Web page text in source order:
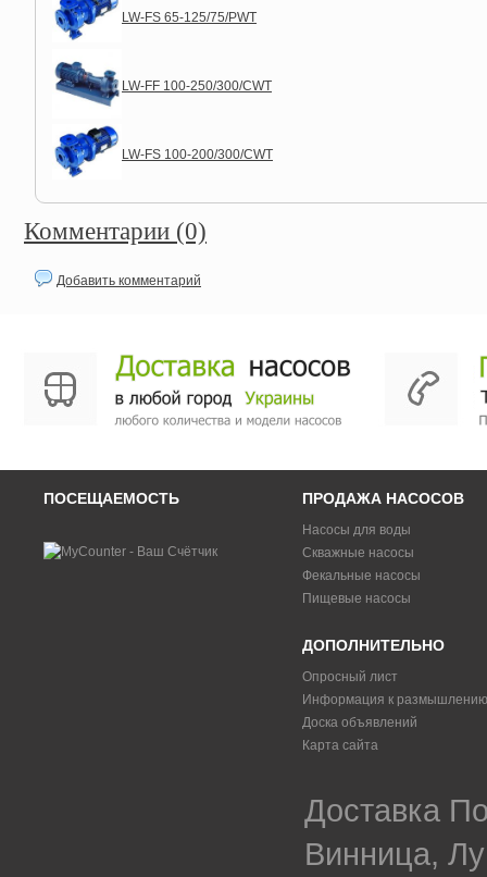
LW-FS 65-125/75/PWT
LW-FF 100-250/300/CWT
LW-FS 100-200/300/CWT
Комментарии (0)
Добавить комментарий
ПОСЕЩАЕМОСТЬ ПРОДАЖА НАСОСОВ
Насосы для воды
Скважные насосы
Фекальные насосы
Пищевые насосы
ДОПОЛНИТЕЛЬНО
Опросный лист
Информация к размышлению
Доска объявлений
Карта сайта
Доставка
Винница,